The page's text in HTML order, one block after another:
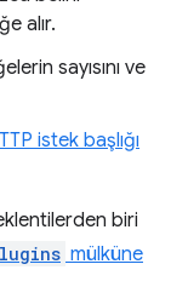
alır.
sayısını ve
istek başlığı
biri
mülküne